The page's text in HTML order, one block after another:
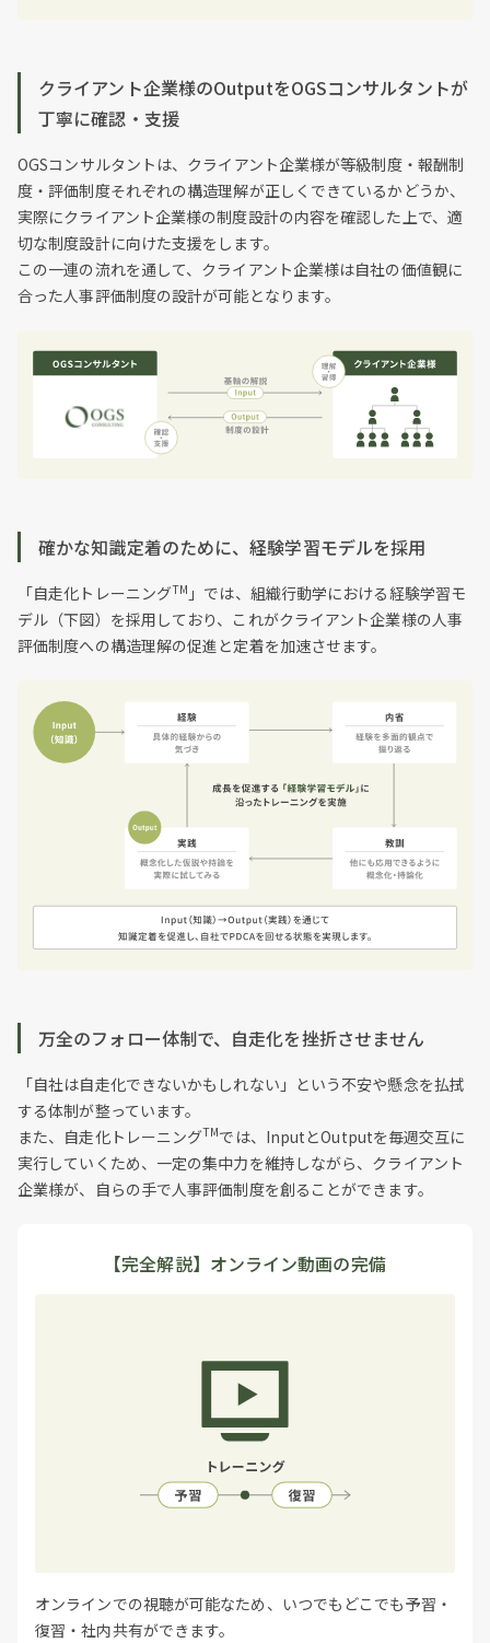
クライアント企業様のOutputをOGSコンサルタントが
丁寧に確認・支援
OGSコンサルタントは、クライアント企業様が等級制度・報酬制
度・評価制度それぞれの構造理解が正しくできているかどうか、
実際にクライアント企業様の制度設計の内容を確認した上で、適
切な制度設計に向けた支援をします。
この一連の流れを通して、クライアント企業様は自社の価値観に
合った人事評価制度の設計が可能となります。
確かな知識定着のために、経験学習モデルを採用
「自走化トレーニングTM 」では、組織行動学における経験学習モ
デル（下図）を採用しており、これがクライアント企業様の人事
評価制度への構造理解の促進と定着を加速させます。
万全のフォロー体制で、自走化を挫折させません
「自社は自走化できないかもしれない」という不安や懸念を払拭
する体制が整っています。
また、自走化トレーニングTMでは、InputとOutputを毎週交互に
実行していくため、一定の集中力を維持しながら、クライアント
企業様が、自らの手で人事評価制度を創ることができます。
【完全解説】オンライン動画の完備
オンラインでの視聴が可能なため、いつでもどこでも予習・
復習・社内共有ができます。